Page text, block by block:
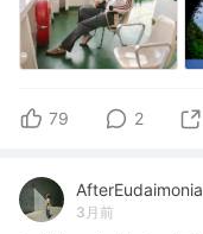
79 2
AfterEudaimonia
3月前